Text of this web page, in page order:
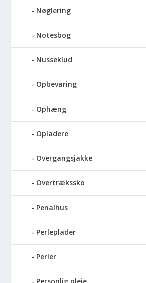
Nøglering
Notesbog
Nusseklud
Opbevaring
Ophæng
Opladere
Overgangsjakke
Overtrækssko
Penalhus
Perleplader
Perler
Personlig pleje